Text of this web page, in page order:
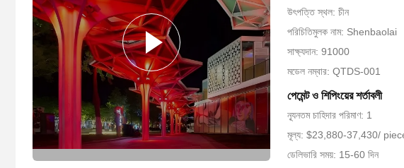
উৎপত্তি স্থল: চীন
পরিচিতিমুলক নাম: Shenbaolai
সাক্ষ্যদান: 91000
মডেল নম্বার: QTDS-001
পেমেন্ট ও শিপিংয়ের শর্তাবলী
ন্যূনতম চাহিদার পরিমাণ: 1
মূল্য: $23,880-37,430/
ডেলিভারি সময়: 15-60 দিন